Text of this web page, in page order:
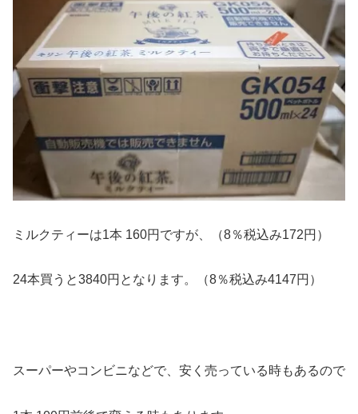
ミルクティーは1本 160円ですが、（8％税込み172円）
24本買うと3840円となります。（8％税込み4147円）
スーパーやコンビニなどで、安く売っている時もあるので